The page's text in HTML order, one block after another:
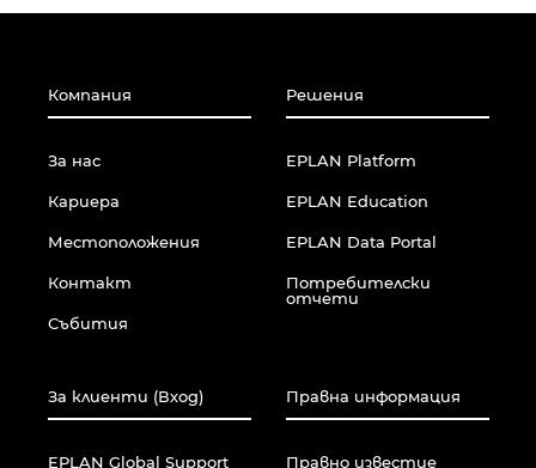
Компания
За нас
Кариера
Местоположения
Контакт
Събития
Решения
EPLAN Platform
EPLAN Education
EPLAN Data Portal
Потребителски
отчети
За клиенти (Вход)
EPLAN Global Support
Правна информация
Правно известие